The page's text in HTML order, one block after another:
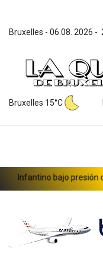
Bruxelles - 06.08. 2026 -
Bruxelles 15°C
Infantino bajo presión de